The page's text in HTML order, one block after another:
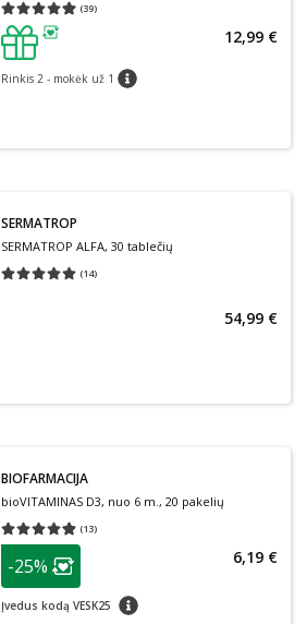
(39)
Vidutinis įvertinimas 4.95
patarimas
Rinkis 2 - mokėk už 1 patarimas
12,99 €
SERMATROP
SERMATROP ALFA, 30 tablečių
(14)
Vidutinis įvertinimas 5.00
54,99 €
BIOFARMACIJA
bioVITAMINAS D3, nuo 6 m., 20 pakelių
(13)
Vidutinis įvertinimas 4.85
patarimas
Lojalumo klubo narių nuolaida
-25%
Įvedus kodą VESK25 patarimas
6,19 €